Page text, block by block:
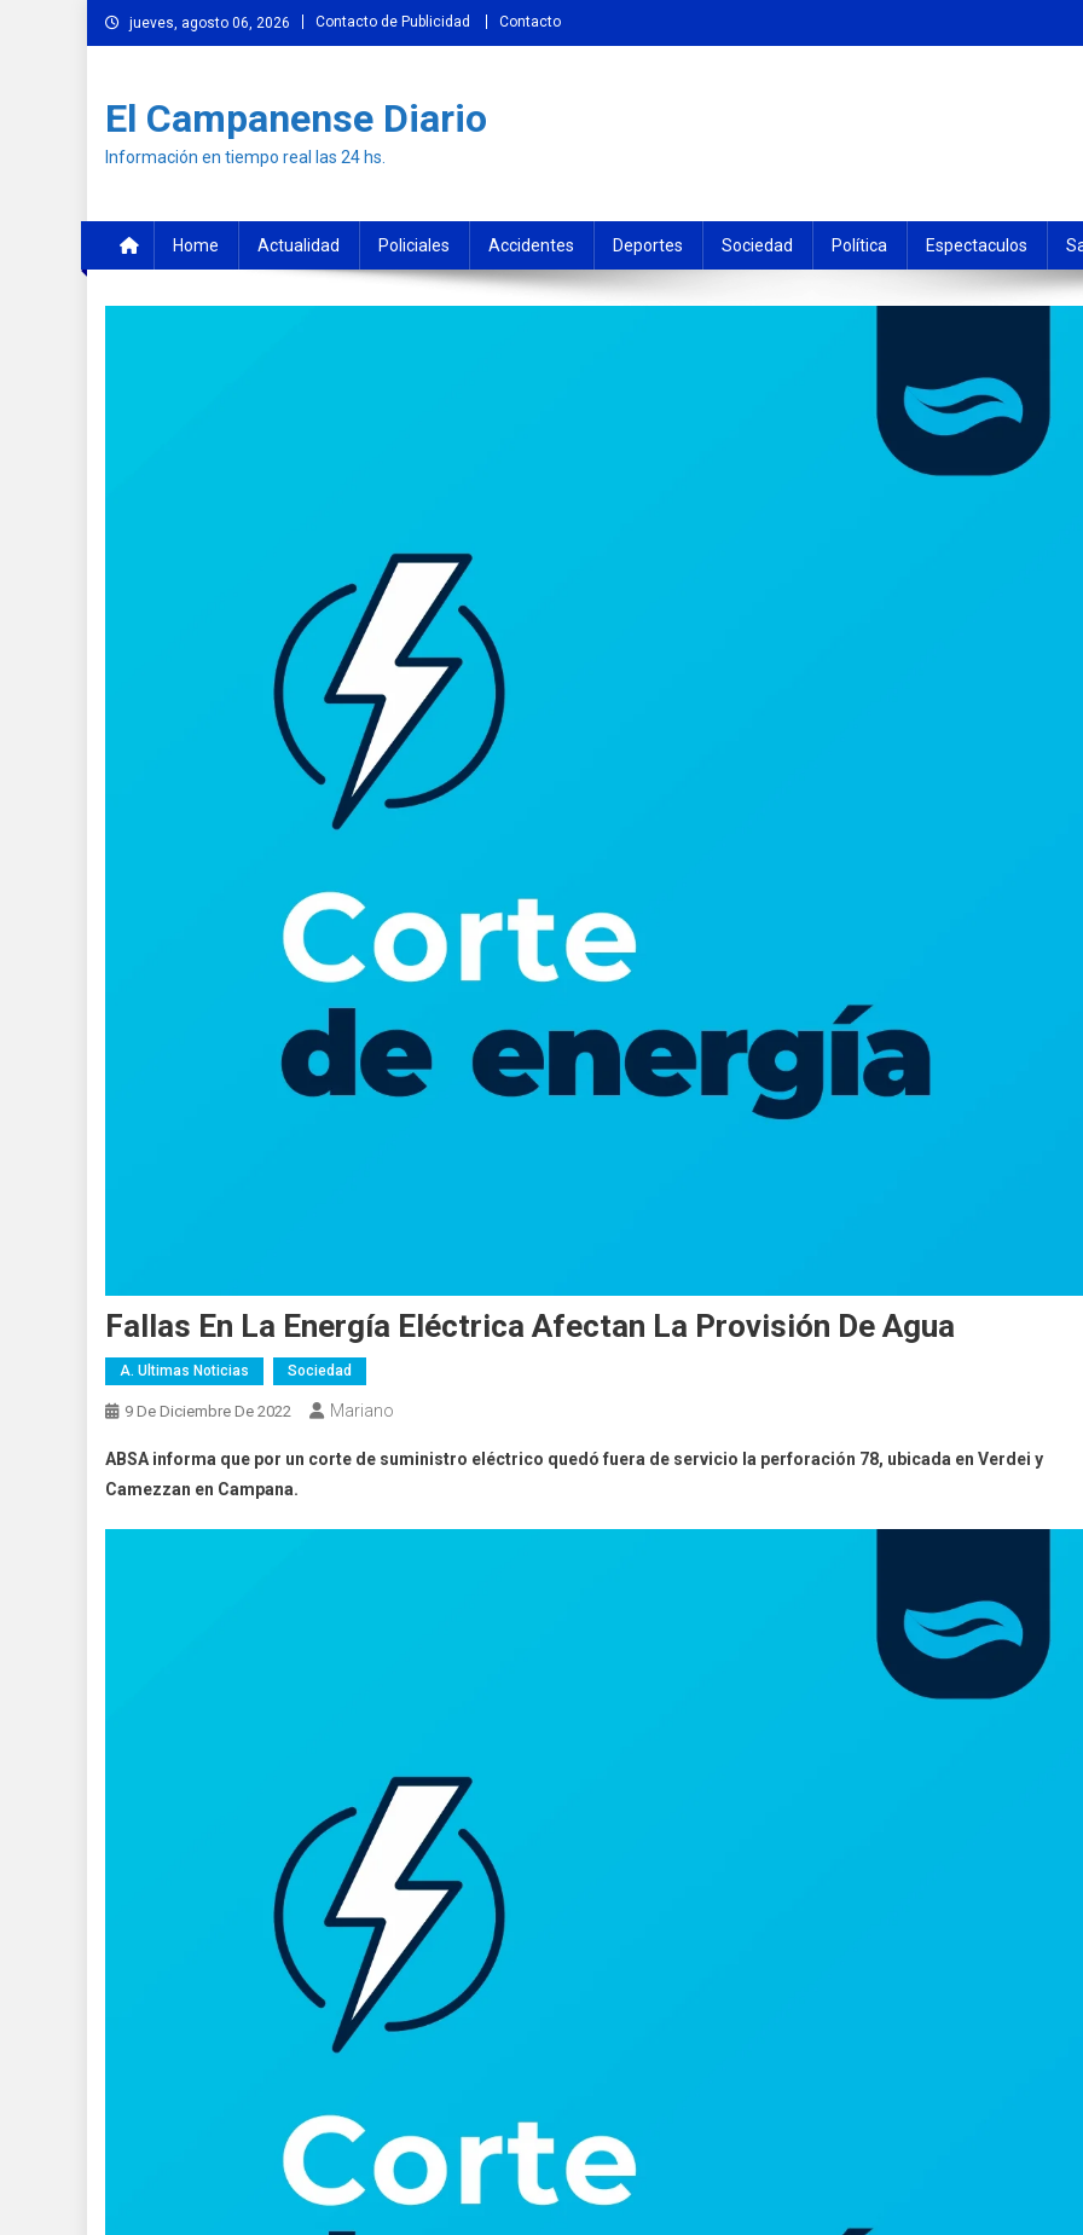
Skip
to
jueves, agosto 06, 2026 Contacto de Publicidad Contacto
El Campanense Diario
Información en tiempo real las 24 hs.
Home Actualidad Policiales Accidentes Deportes Sociedad Política Espectaculos
Fallas En La Energía Eléctrica Afectan La Provisión De Agua
A. Ultimas Noticias Sociedad
9 De Diciembre De 2022 Mariano
ABSA informa que por un corte de suministro eléctrico quedó fuera de servicio la perforación 78, ubicada en Verdei y
Camezzan en Campana.